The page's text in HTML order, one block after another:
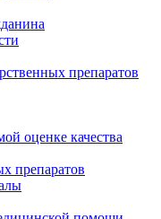
препаратов
оценке качества
препаратов